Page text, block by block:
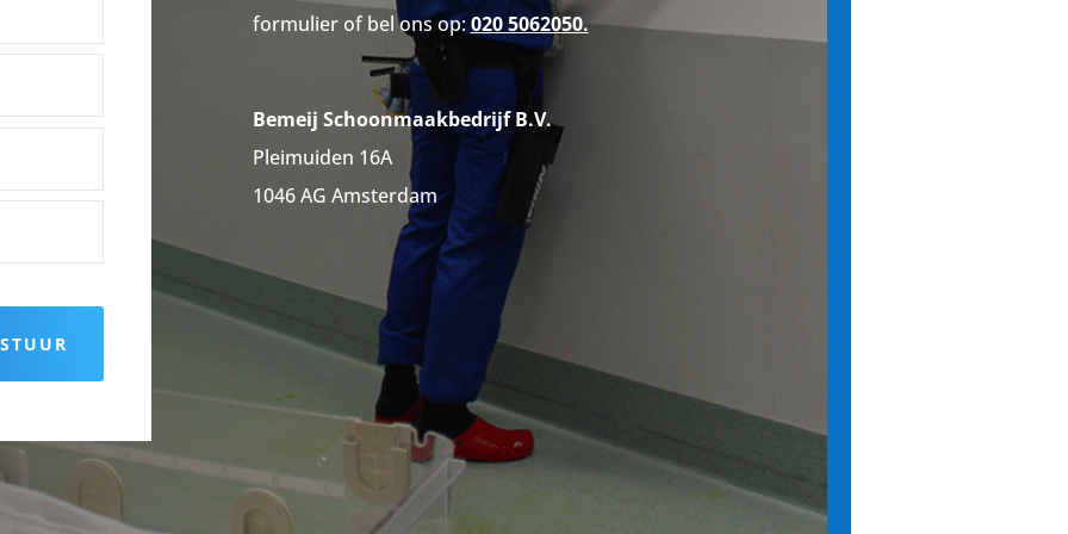
formulier of bel ons op:020 5062050.
Bemeij Schoonmaakbedrijf B.V.
Pleimuiden 16A
1046 AG Amsterdam